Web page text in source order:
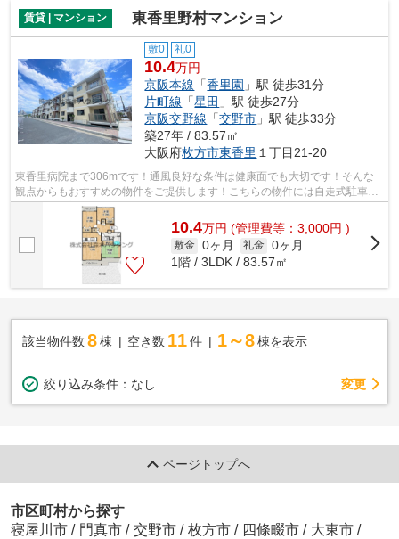
賃貸 | マンション 東香里野村マンション
敷0 礼0
10.4万円
京阪本線 「香里園 」駅 徒歩31分
片町線 「星田 」駅 徒歩27分
京阪交野線 「交野市 」駅 徒歩33分
築27年 / 83.57㎡
大阪府枚方市東香里 １丁目21-20
東香里病院まで306mです！通風良好な条件は健康面でも大切です！そんな
観点からもおすすめの物件をご提供します！こちらの物件には自走式駐車場
あり！防犯対策もバッチリなマンション...
10.4万円 (管理費等：3,000円 )
敷金 0ヶ月 礼金 0ヶ月
1階 / 3LDK / 83.57㎡
該当物件数 8棟 空き数 11 件 1～8 棟を表示
絞り込み条件： なし 変更
ページトップへ
市区町村から探す
寝屋川市 / 門真市 / 交野市 / 枚方市 / 四條畷市 / 大東市 /